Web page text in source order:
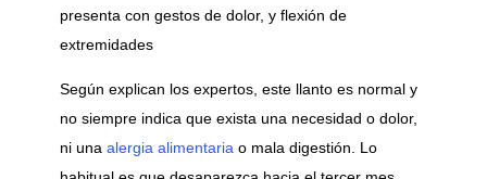
presenta con gestos de dolor, y flexión de
extremidades
Según explican los expertos, este llanto es normal y
no siempre indica que exista una necesidad o dolor,
ni una alergia alimentaria o mala digestión. Lo